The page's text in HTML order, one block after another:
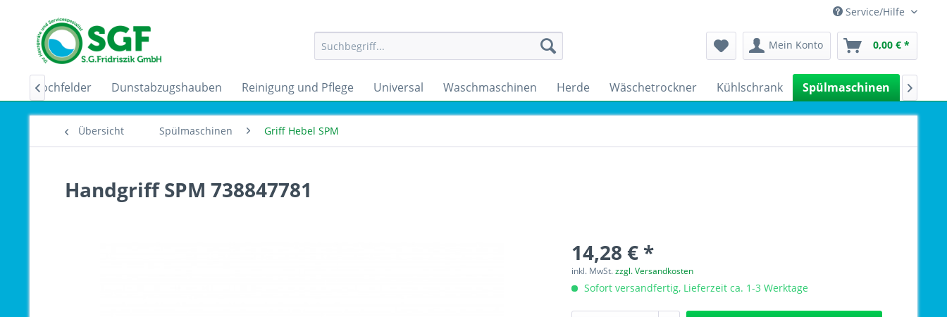
Service/Hilfe
Mein Konto 0,00 € *
Dunstabzugshauben Reinigung und Pflege Universal Waschmaschinen Herde Wäschetrockner Kühlschrank Spülmaschinen
 
Übersicht Spülmaschinen Griff Hebel SPM
Handgriff SPM 738847781
14,28 € *
inkl. MwSt.zzgl. Versandkosten
Sofort versandfertig, Lieferzeit ca. 1-3 Werktage